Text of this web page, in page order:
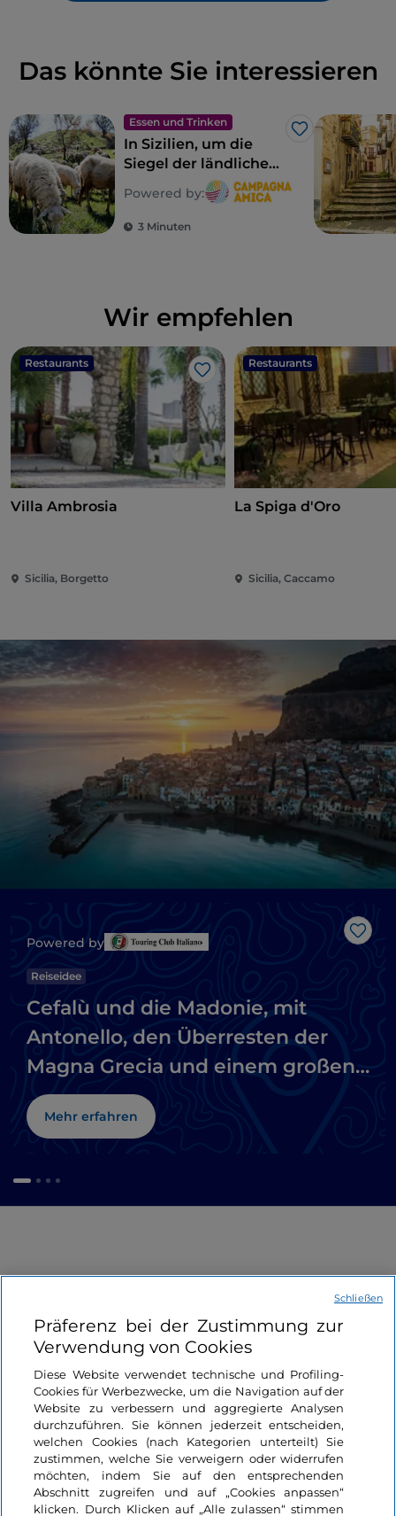
Das könnte Sie interessieren
Essen und Trinken
Like
In Sizilien, um die
Siegel der ländlichen
Biodiversität zu
entdecken
Powered by:
3 Minuten
Wir empfehlen
Restaurants
Like
Villa Ambrosia
Sicilia, Borgetto
Restaurants
La Spiga d'Oro
Sicilia, Caccamo
Like
Powered by
Reiseidee
Cefalù und die Madonie, mit
Antonello, den Überresten der
Magna Grecia und einem großen
Naturpark
Mehr erfahren
Informationen über die Seite
Nützliche Links
Login
Bleiben wir in Kontakt
Präferenz bei der Zustimmung zur
Verwendung von Cookies
Diese Website verwendet technische und Profiling-
Cookies für Werbezwecke, um die Navigation auf der
Website zu verbessern und aggregierte Analysen
durchzuführen. Sie können jederzeit entscheiden,
welchen Cookies (nach Kategorien unterteilt) Sie
zustimmen, welche Sie verweigern oder widerrufen
möchten, indem Sie auf den entsprechenden
Abschnitt zugreifen und auf „Cookies anpassen“
klicken. Durch Klicken auf „Alle zulassen“ stimmen
Schließen